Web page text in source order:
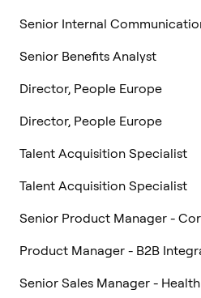
Senior Internal
Senior Benefits Analyst
Director, People Europe
Director, People Europe
Talent Acquisition Specialist
Talent Acquisition Specialist
Senior Product Manager -
Product Manager - B2B
Senior Sales Manager - Health